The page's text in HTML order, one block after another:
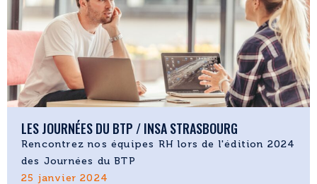
LES JOURNÉES DU BTP / INSA STRASBOURG
Rencontrez nos équipes RH lors de l'édition 2024
des Journées du BTP
25 janvier 2024